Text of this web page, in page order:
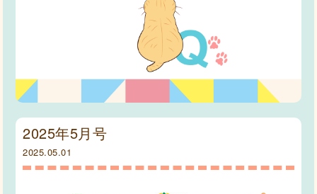
2025年5月号
2025.05.01